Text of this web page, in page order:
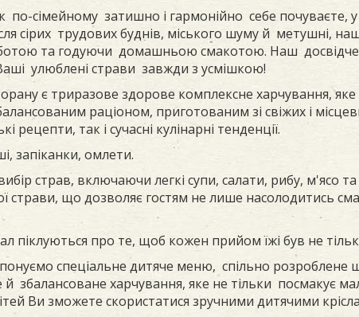
по-сімейному затишно і гармонійно себе
сірих трудових буднів, міського шуму й метушні,
та годуючи домашньою смакотою. Наш
улюблені страви завжди з усмішкою!
є триразове здорове комплексне харчування,
раціоном, приготованим зі свіжих і
так і сучасні кулінарні тенденції.
запіканки, омлети.
страв, включаючи легкі супи, салати, рибу, м'ясо
страви, що дозволяє гостям не лише насолодитись
піклуються про те, щоб кожен прийом їжі був не
спеціальне дитяче меню, спільно розроблене
збалансоване харчування, яке не тільки посмакує
Ви зможете скористатися зручними дитячими